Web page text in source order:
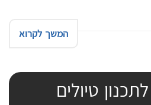
המשך לקרוא
טיולים